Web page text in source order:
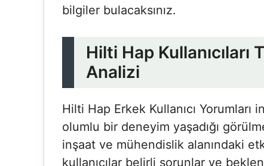
bilgiler bulacaksınız.
Hilti Hap Kullanıcıları
Analizi
Hilti Hap Erkek Kullanıcı Yorumları​
olumlu bir deneyim yaşadığı
inşaat ve mühendislik alanındaki
kullanıcılar belirli sorunlar ve